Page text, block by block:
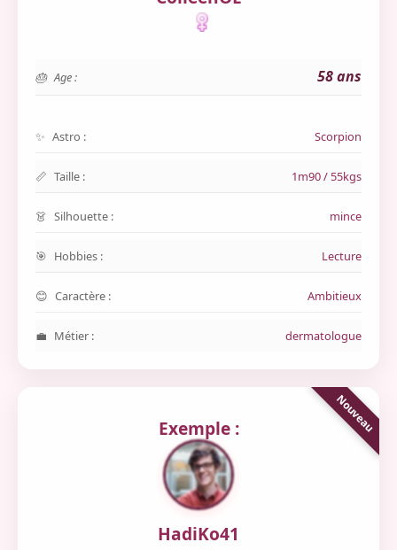
Age : 58 ans
Astro : Scorpion
Taille : 1m90 / 55kgs
Silhouette : mince
Hobbies : Lecture
Caractère : Ambitieux
Métier : dermatologue
Exemple :
HadiKo41